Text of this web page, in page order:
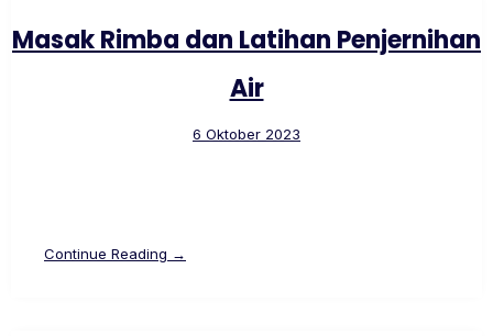
Masak Rimba dan Latihan Penjernihan
Air
6 Oktober 2023
Continue Reading →